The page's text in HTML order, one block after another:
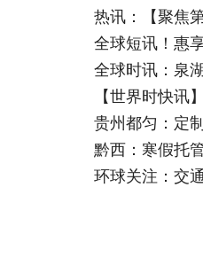
热讯：【聚焦
全球短讯！惠
全球时讯：泉
【世界时快讯
贵州都匀：定
黔西：寒假托
环球关注：交